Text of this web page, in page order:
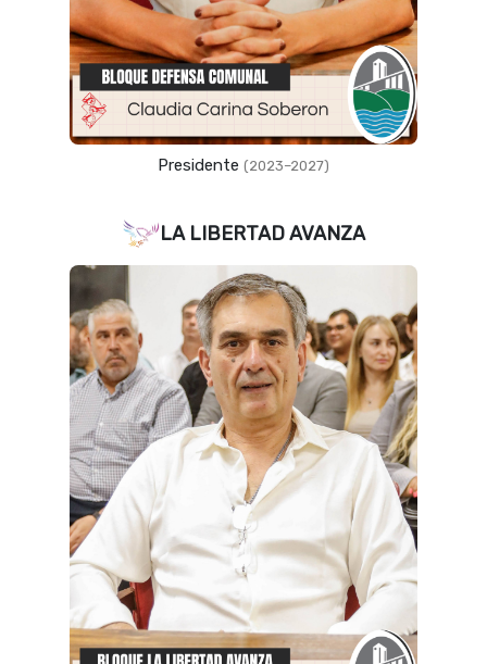
Presidente (2023–2027)
LA LIBERTAD AVANZA